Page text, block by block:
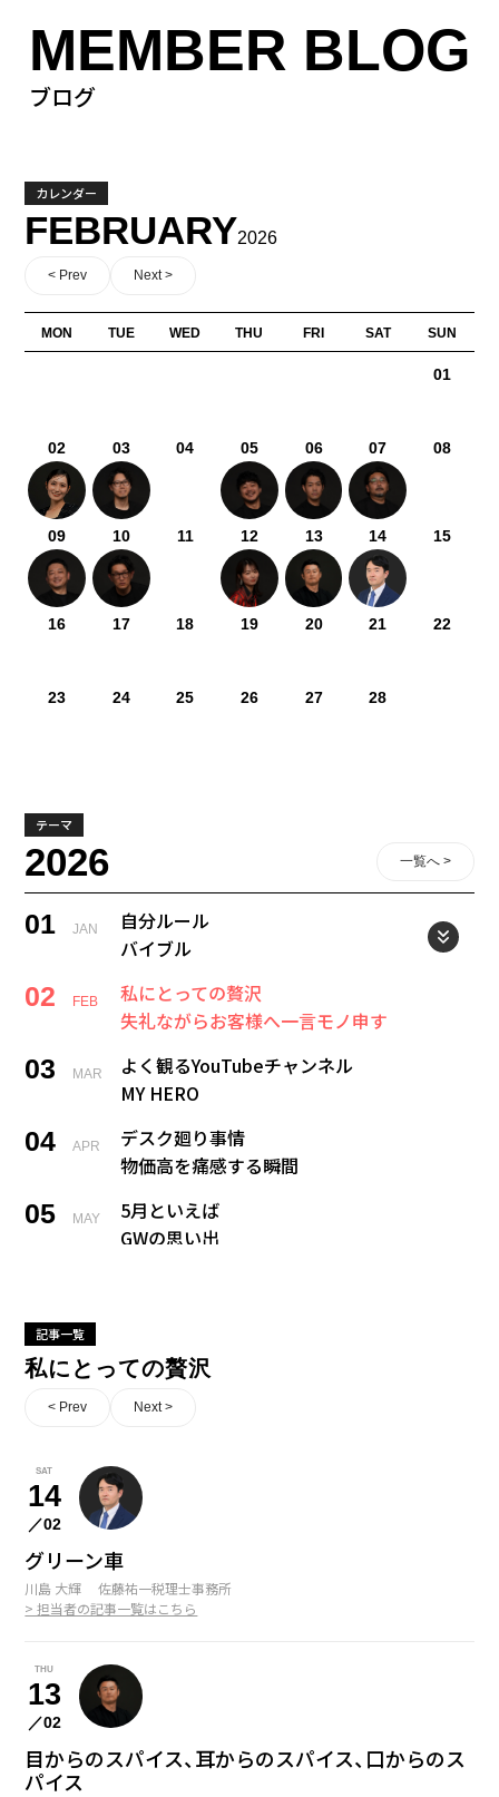
MEMBER BLOG
ブログ
カレンダー
FEBRUARY2026
< Prev Next >
MON TUE WED THU FRI SAT SUN
01
02 03 04 05 06 07 08
09 10 11 12 13 14 15
16 17 18 19 20 21 22
23 24 25 26 27 28
テーマ
2026 一覧へ >
01 JAN
自分ルール
バイブル
02 FEB
私にとっての贅沢
失礼ながらお客様へ一言モノ申す
03 MAR
よく観るYouTubeチャンネル
MY HERO
04 APR
デスク廻り事情
物価高を痛感する瞬間
05 MAY
5月といえば
GWの思い出
07 JUL
今夢中になっていること
宝くじ当たった、、、何する？
09 SEP Coming soon...
10 OCT Coming soon...
11 Coming soon...
12 Coming soon...
記事一覧
私にとっての贅沢
< Prev Next >
SAT
14
／02
グリーン車
川島 大輝 佐藤祐一税理士事務所
> 担当者の記事一覧はこちら
THU
13
／02
目からのスパイス、耳からのスパイス、口からのス
パイス